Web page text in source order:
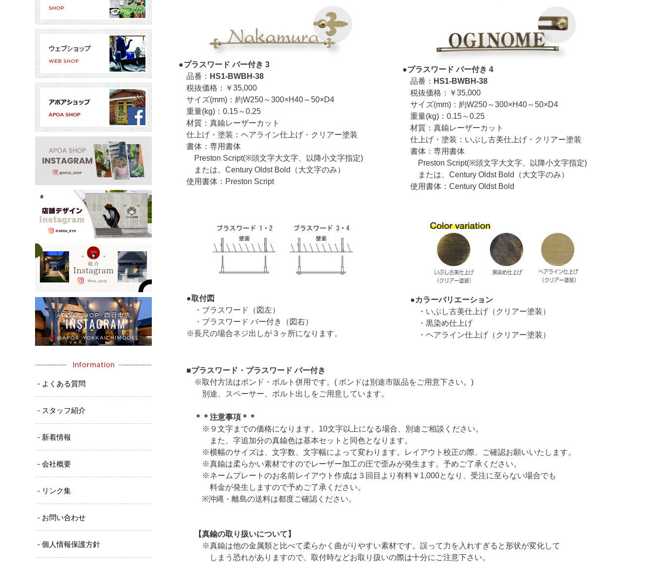
●プラスワード バー付き 3
品番： HS1-BWBH-38
税抜価格：￥35,000
サイズ(mm)：約W250～300×H40～50×D4
重量(kg)：0.15～0.25
材質：真鍮レーザーカット
仕上げ・塗装：ヘアライン仕上げ・クリアー塗装
書体：専用書体
Preston Script(※頭文字大文字、以降小文字指定)
または、Century Oldst Bold（大文字のみ）
使用書体：Preston Script
●プラスワード バー付き 4
品番： HS1-BWBH-38
税抜価格：￥35,000
サイズ(mm)：約W250～300×H40～50×D4
重量(kg)：0.15～0.25
材質：真鍮レーザーカット
仕上げ・塗装：いぶし古美仕上げ・クリアー塗装
書体：専用書体
Preston Script(※頭文字大文字、以降小文字指定)
または、Century Oldst Bold（大文字のみ）
使用書体：Century Oldst Bold
●取付図
・ブラスワード（図左）
・ブラスワード バー付き（図右）
※長尺の場合ネジ出しが３ヶ所になります。
●カラーバリエーション
・いぶし古美仕上げ（クリアー塗装）
・黒染め仕上げ
・ヘアライン仕上げ（クリアー塗装）
■プラスワード・ プラスワード バー付き
※取付方法はボンド・ボルト併用です。( ボンドは別途市販品をご用意下さい。)
別途、スペーサー、ボルト出しをご用意しています。
＊＊注意事項＊＊
※９文字までの価格になります。10文字以上になる場合、別途ご相談ください。
また、字追加分の真鍮色は基本セットと同色となります。
※横幅のサイズは、文字数、文字幅によって変わります。レイアウト校正の際、ご確認お願いいたします。
※真鍮は柔らかい素材ですのでレーザー加工の圧で歪みが発生ます。予めご了承ください。
※ネームプレートのお名前レイアウト作成は３回目より有料￥1,000となり、受注に至らない場合でも
料金が発生しますので予めご了承ください。
※沖縄・離島の送料は都度ご確認ください。
【真鍮の取り扱いについて】
※真鍮は他の金属類と比べて柔らかく曲がりやすい素材です。誤って力を入れすぎると形状が変化して
しまう恐れがありますので、取付時などお取り扱いの際は十分にご注意下さい。
- よくある質問
- スタッフ紹介
- 新着情報
- 会社概要
- リンク集
- お問い合わせ
- 個人情報保護方針